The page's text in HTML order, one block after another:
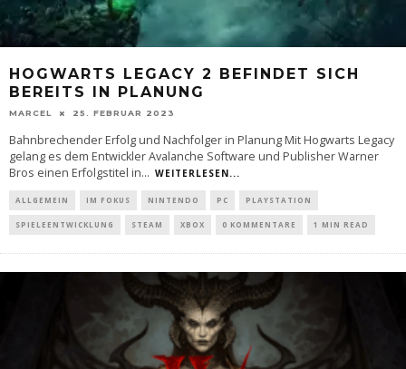
HOGWARTS LEGACY 2 BEFINDET SICH
BEREITS IN PLANUNG
MARCEL 25. FEBRUAR 2023
Bahnbrechender Erfolg und Nachfolger in Planung Mit Hogwarts Legacy
gelang es dem Entwickler Avalanche Software und Publisher Warner
Bros einen Erfolgstitel in... WEITERLESEN...
ALLGEMEIN IM FOKUS NINTENDO PC PLAYSTATION
SPIELEENTWICKLUNG STEAM XBOX 0 KOMMENTARE 1 MIN READ